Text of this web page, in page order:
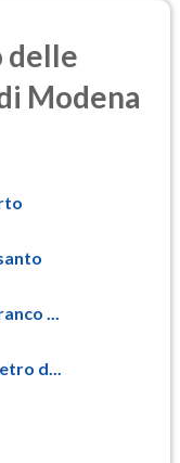
delle
Modena
...
d...